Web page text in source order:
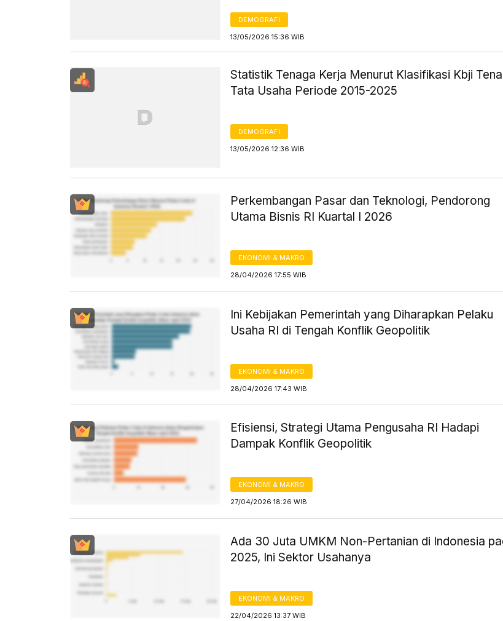
DEMOGRAFI
13/05/2026 15:36 WIB
Statistik Tenaga Kerja Menurut Klasifikasi Kbji
Tata Usaha Periode 2015-2025
DEMOGRAFI
13/05/2026 12:36 WIB
Perkembangan Pasar dan Teknologi, Pendorong
Utama Bisnis RI Kuartal I 2026
EKONOMI & MAKRO
28/04/2026 17:55 WIB
Ini Kebijakan Pemerintah yang Diharapkan Pelaku
Usaha RI di Tengah Konflik Geopolitik
EKONOMI & MAKRO
28/04/2026 17:43 WIB
Efisiensi, Strategi Utama Pengusaha RI Hadapi
Dampak Konflik Geopolitik
EKONOMI & MAKRO
27/04/2026 18:26 WIB
Ada 30 Juta UMKM Non-Pertanian di Indonesia
2025, Ini Sektor Usahanya
EKONOMI & MAKRO
22/04/2026 13:37 WIB